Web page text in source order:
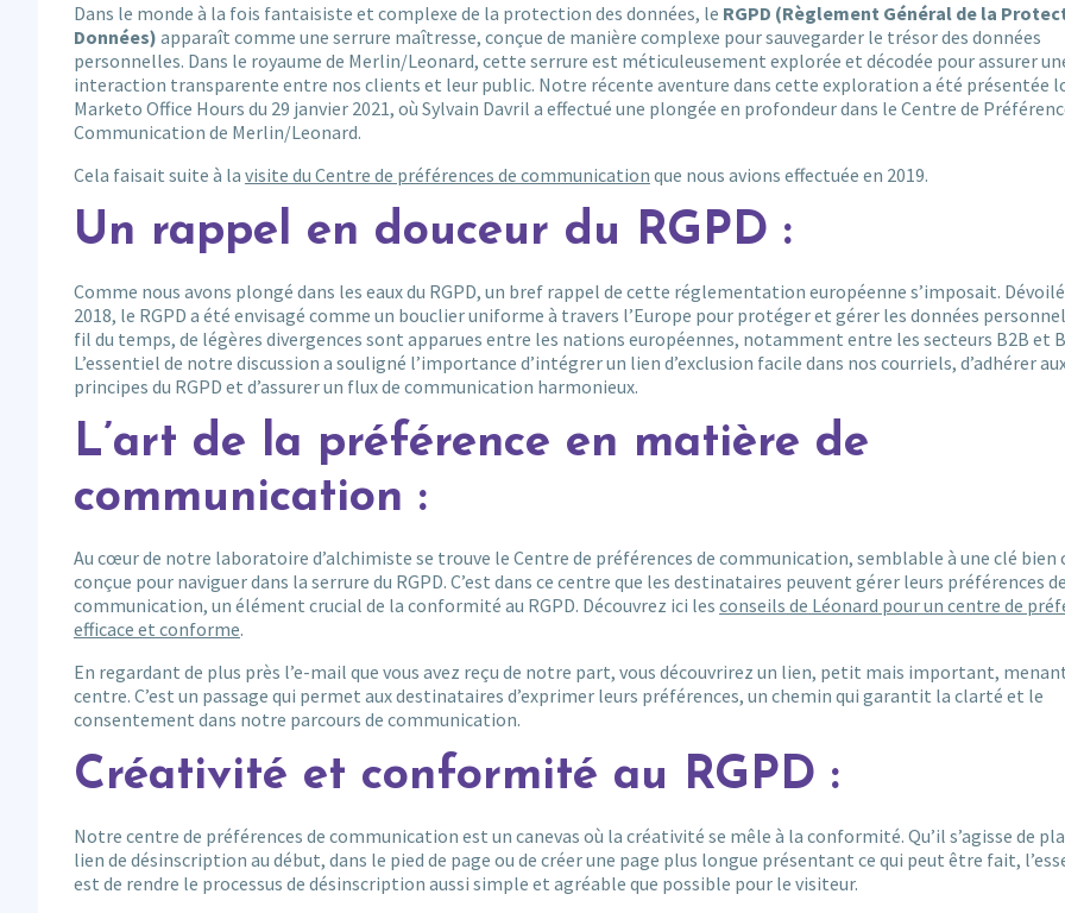
Dans le monde à la fois fantaisiste et complexe de la protection des données, le RGPD (Règlement Général de la
Données) apparaît comme une serrure maîtresse, conçue de manière complexe pour sauvegarder le trésor des données
personnelles. Dans le royaume de Merlin/Leonard, cette serrure est méticuleusement explorée et décodée pour assurer
interaction transparente entre nos clients et leur public. Notre récente aventure dans cette exploration a été présentée
Marketo Office Hours du 29 janvier 2021, où Sylvain Davril a effectué une plongée en profondeur dans le Centre de
Communication de Merlin/Leonard.
Cela faisait suite à la visite du Centre de préférences de communication que nous avions effectuée en 2019.
Un rappel en douceur du RGPD :
Comme nous avons plongé dans les eaux du RGPD, un bref rappel de cette réglementation européenne s’imposait.
2018, le RGPD a été envisagé comme un bouclier uniforme à travers l’Europe pour protéger et gérer les données
fil du temps, de légères divergences sont apparues entre les nations européennes, notamment entre les secteurs B2B et
L’essentiel de notre discussion a souligné l’importance d’intégrer un lien d’exclusion facile dans nos courriels, d’adhérer
principes du RGPD et d’assurer un flux de communication harmonieux.
L’art de la préférence en matière de
communication :
Au cœur de notre laboratoire d’alchimiste se trouve le Centre de préférences de communication, semblable à une clé bien
conçue pour naviguer dans la serrure du RGPD. C’est dans ce centre que les destinataires peuvent gérer leurs préférences de
communication, un élément crucial de la conformité au RGPD. Découvrez ici les conseils de Léonard pour un centre de
efficace et conforme.
En regardant de plus près l’e-mail que vous avez reçu de notre part, vous découvrirez un lien, petit mais important,
centre. C’est un passage qui permet aux destinataires d’exprimer leurs préférences, un chemin qui garantit la clarté et le
consentement dans notre parcours de communication.
Créativité et conformité au RGPD :
Notre centre de préférences de communication est un canevas où la créativité se mêle à la conformité. Qu’il s’agisse de
lien de désinscription au début, dans le pied de page ou de créer une page plus longue présentant ce qui peut être fait,
est de rendre le processus de désinscription aussi simple et agréable que possible pour le visiteur.